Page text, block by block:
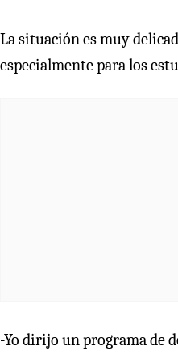
La situación es muy
especialmente para los
-Yo dirijo un programa de